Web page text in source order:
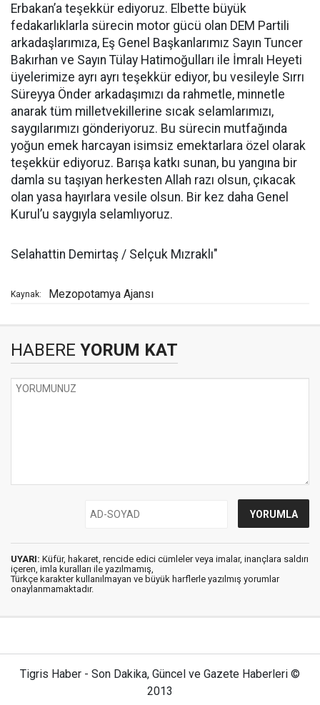
Erbakan’a teşekkür ediyoruz. Elbette büyük
fedakarlıklarla sürecin motor gücü olan DEM Partili
arkadaşlarımıza, Eş Genel Başkanlarımız Sayın Tuncer
Bakırhan ve Sayın Tülay Hatimoğulları ile İmralı Heyeti
üyelerimize ayrı ayrı teşekkür ediyor, bu vesileyle Sırrı
Süreyya Önder arkadaşımızı da rahmetle, minnetle
anarak tüm milletvekillerine sıcak selamlarımızı,
saygılarımızı gönderiyoruz. Bu sürecin mutfağında
yoğun emek harcayan isimsiz emektarlara özel olarak
teşekkür ediyoruz. Barışa katkı sunan, bu yangına bir
damla su taşıyan herkesten Allah razı olsun, çıkacak
olan yasa hayırlara vesile olsun. Bir kez daha Genel
Kurul’u saygıyla selamlıyoruz.
Selahattin Demirtaş / Selçuk Mızraklı"
Kaynak: Mezopotamya Ajansı
HABERE YORUM KAT
UYARI: Küfür, hakaret, rencide edici cümleler veya imalar, inançlara saldırı
içeren, imla kuralları ile yazılmamış,
Türkçe karakter kullanılmayan ve büyük harflerle yazılmış yorumlar
onaylanmamaktadır.
Tigris Haber - Son Dakika, Güncel ve Gazete Haberleri ©
2013